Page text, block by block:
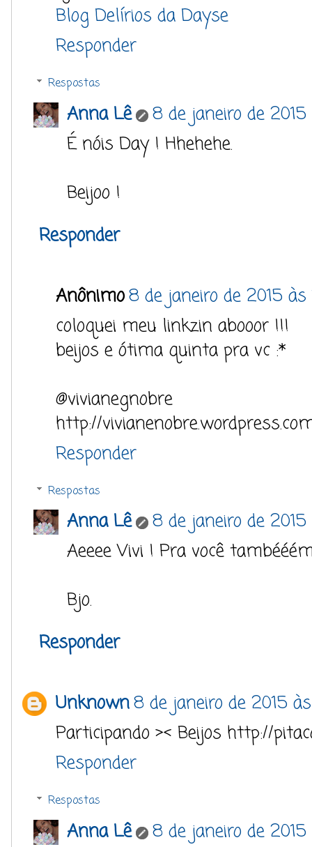
Blog Delírios da Dayse
Responder
Respostas
Anna Lê
8 de janeiro de 2015
É nóis Day ! Hhehehe.
Beijoo !
Responder
Anônimo8 de janeiro de 2015 às
coloquei meu linkzin abooor !!!
beijos e ótima quinta pra vc :*
@vivianegnobre
http://
Responder
Respostas
Anna Lê
8 de janeiro de
Aeeee Vivi ! Pra você
Bjo.
Responder
Unknown8 de janeiro de 2015
Participando >< Beijos http://
Responder
Respostas
Anna Lê
8 de janeiro de 2015